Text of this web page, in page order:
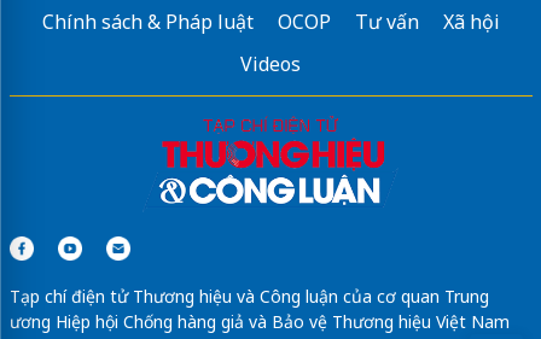
Chính sách & Pháp luật
OCOP Tư vấn
Xã hội
Videos
Tạp chí điện tử Thương hiệu và Công luận của cơ quan Trung
ương Hiệp hội Chống hàng giả và Bảo vệ Thương hiệu Việt Nam